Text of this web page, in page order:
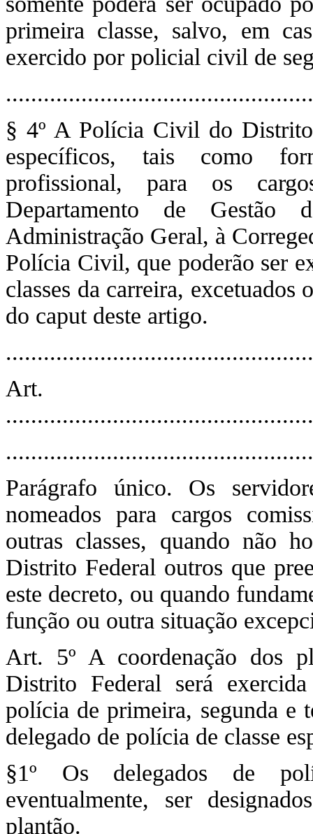
primeira classe, salvo, em
exercido por policial civil de
§ 4º A Polícia Civil do Distrito
específicos, tais como
profissional, para os
Departamento de Gestão
Administração Geral, à
Polícia Civil, que poderão ser
classes da carreira,
do caput deste artigo.
Parágrafo único. Os
nomeados para cargos
outras classes, quando não
Distrito Federal outros que
este decreto, ou quando
função ou outra situação
Art. 5º A coordenação dos
Distrito Federal será
polícia de primeira, segunda e
delegado de polícia de classe
§1º Os delegados de
eventualmente, ser
plantão.